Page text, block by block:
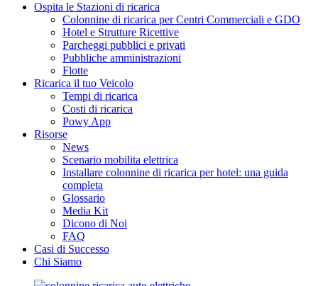
Ospita le Stazioni di ricarica
Colonnine di ricarica per Centri Commerciali e GDO
Hotel e Strutture Ricettive
Parcheggi pubblici e privati
Pubbliche amministrazioni
Flotte
Ricarica il tuo Veicolo
Tempi di ricarica
Costi di ricarica
Powy App
Risorse
News
Scenario mobilita elettrica
Installare colonnine di ricarica per hotel: una guida
completa
Glossario
Media Kit
Dicono di Noi
FAQ
Casi di Successo
Chi Siamo